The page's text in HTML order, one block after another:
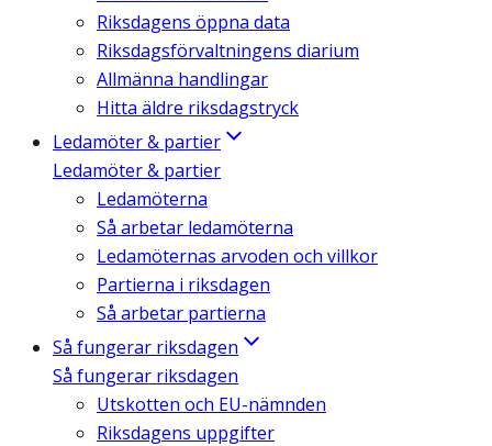
Riksdagens öppna data
Riksdagsförvaltningens diarium
Allmänna handlingar
Hitta äldre riksdagstryck
Ledamöter & partier
Ledamöter & partier
Ledamöterna
Så arbetar ledamöterna
Ledamöternas arvoden och villkor
Partierna i riksdagen
Så arbetar partierna
Så fungerar riksdagen
Så fungerar riksdagen
Utskotten och EU-nämnden
Riksdagens uppgifter